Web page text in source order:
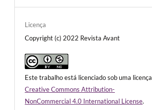
Licença
Copyright (c) 2022 Revista Avant
Este trabalho está licenciado sob uma licença
Creative Commons Attribution-
NonCommercial 4.0 International License.